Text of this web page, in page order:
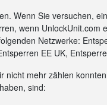
Wenn Sie versuchen,
wenn UnlockUnit.com
Netzwerke:
EE UK,
mehr zählen
sind: